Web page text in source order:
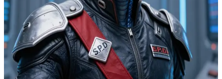
Comandante Cruger
El severo comandante siriano de la S.P.D.